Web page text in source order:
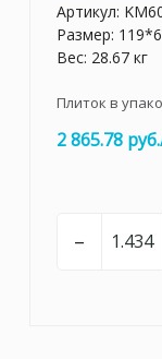
Артикул:
Размер:
Вес: 28.67 кг
Плиток в
2 865.78
–